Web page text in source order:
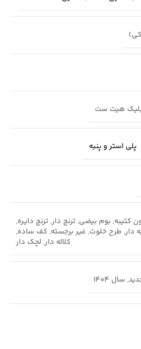
هیت ست
پلی استر و پنبه
کتیبه, بوم بیضی, ترنج دار, ترنج دایره,
دار, طرح خلوت, غیر برجسته, کف ساده,
کلاله دار, لچک دار
, سال 1404